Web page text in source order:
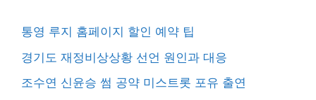
통영 루지 홈페이지 할인 예약 팁
경기도 재정비상상황 선언 원인과 대응
조수연 신윤승 썸 공약 미스트롯 포유 출연